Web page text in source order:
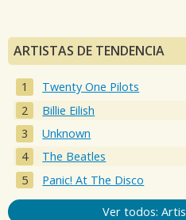
ARTISTAS DE TENDENCIA
Twenty One Pilots
Billie Eilish
Unknown
The Beatles
Panic! At The Disco
Ver todos: